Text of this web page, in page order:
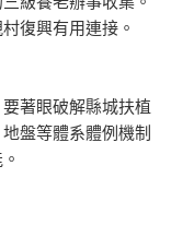
復興有用連接。
著眼破解縣城扶植
盤等體系體例機制